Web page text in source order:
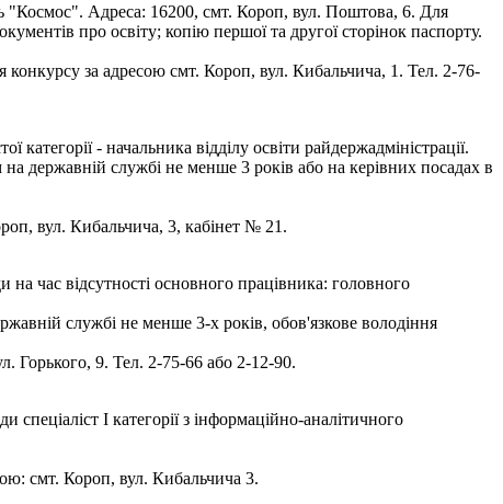
"Космос". Адреса: 16200, смт. Короп, вул. Поштова, 6. Для
про освіту; копію першої та другої сторінок паспорту.
конкурсу за адресою смт. Короп, вул. Кибальчича, 1. Тел. 2-76-
- начальника відділу освіти райдержадміністрації.
державній службі не менше 3 років або на керівних посадах в
вул. Кибальчича, 3, кабінет № 21.
час відсутності основного працівника: головного
службі не менше 3-х років, обов'язкове володіння
Горького, 9. Тел. 2-75-66 або 2-12-90.
І категорії з інформаційно-аналітичного
смт. Короп, вул. Кибальчича 3.